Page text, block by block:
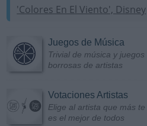
'Colores En El Viento', Disney
Juegos de Música
Trivial de música y
borrosas de artistas
Votaciones Artistas
Elige al artista que más
es el mejor de todos